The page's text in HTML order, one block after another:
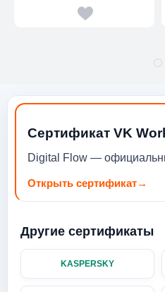
Сертификат VK
Digital Flow —
Открыть сертификат→
Другие сертификаты
KASPERSKY